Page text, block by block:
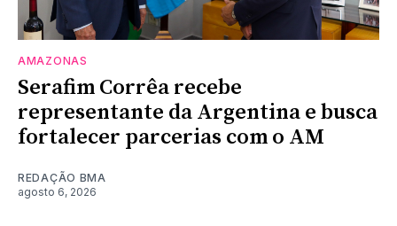
AMAZONAS
Serafim Corrêa recebe
representante da Argentina e busca
fortalecer parcerias com o AM
REDAÇÃO BMA
agosto 6, 2026